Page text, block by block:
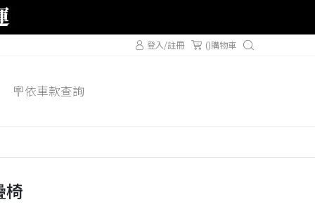
登入/註冊 ()購物車
🪧依車款查詢
椅